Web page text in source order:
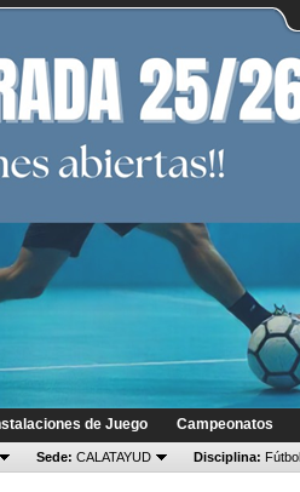
de Juego Campeonatos
Sede: CALATAYUD Disciplina: